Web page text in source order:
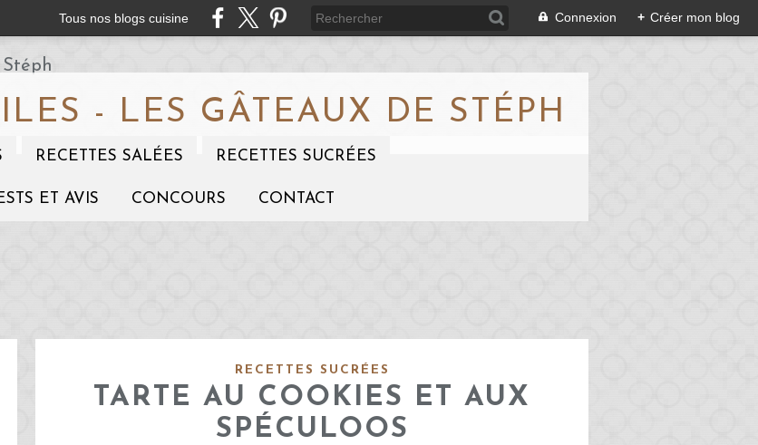
Tous nos blogs cuisine Connexion + Créer mon blog
- LES GÂTEAUX DE STÉPH
RECETTES SALÉES RECETTES SUCRÉES
ET AVIS CONCOURS CONTACT
RECETTES SUCRÉES
TARTE AU COOKIES ET AUX
SPÉCULOOS